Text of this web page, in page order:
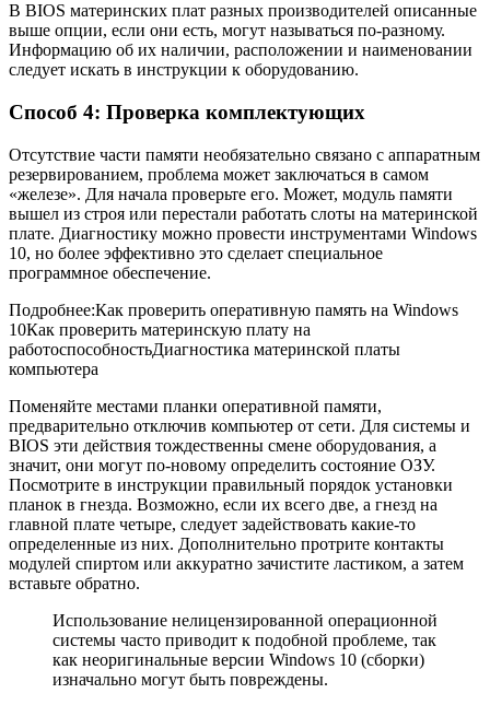
В BIOS материнских плат разных производителей описанные
выше опции, если они есть, могут называться по-разному.
Информацию об их наличии, расположении и наименовании
следует искать в инструкции к оборудованию.
Способ 4: Проверка комплектующих
Отсутствие части памяти необязательно связано с аппаратным
резервированием, проблема может заключаться в самом
«железе». Для начала проверьте его. Может, модуль памяти
вышел из строя или перестали работать слоты на материнской
плате. Диагностику можно провести инструментами Windows
10, но более эффективно это сделает специальное
программное обеспечение.
Подробнее:Как проверить оперативную память на Windows
10Как проверить материнскую плату на
работоспособностьДиагностика материнской платы
компьютера
Поменяйте местами планки оперативной памяти,
предварительно отключив компьютер от сети. Для системы и
BIOS эти действия тождественны смене оборудования, а
значит, они могут по-новому определить состояние ОЗУ.
Посмотрите в инструкции правильный порядок установки
планок в гнезда. Возможно, если их всего две, а гнезд на
главной плате четыре, следует задействовать какие-то
определенные из них. Дополнительно протрите контакты
модулей спиртом или аккуратно зачистите ластиком, а затем
вставьте обратно.
Использование нелицензированной операционной
системы часто приводит к подобной проблеме, так
как неоригинальные версии Windows 10 (сборки)
изначально могут быть повреждены.